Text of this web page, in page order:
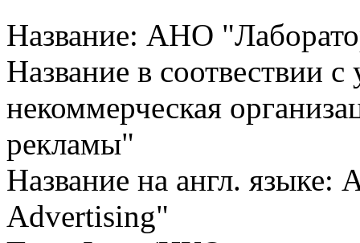
Название: АНО
Название в соотвествии
некоммерческая
рекламы"
Название на англ. языке:
Advertising"